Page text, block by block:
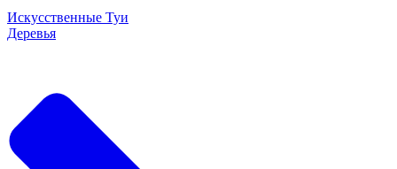
Искусственные Туи
Деревья